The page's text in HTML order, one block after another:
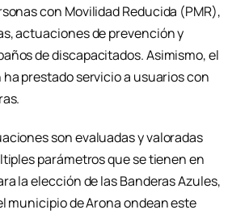
con Movilidad Reducida (PMR),
actuaciones de prevención y
de discapacitados. Asimismo, el
prestado servicio a usuarios con
son evaluadas y valoradas
parámetros que se tienen en
la elección de las Banderas Azules,
municipio de Arona ondean este